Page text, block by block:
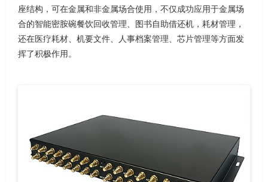
座结构，可在金属和非金属场合使用，不仅成功应用于金属场
合的智能密胺碗餐饮回收管理、图书自助借还机，耗材管理，
还在医疗耗材、机要文件、人事档案管理、芯片管理等方面发
挥了积极作用。